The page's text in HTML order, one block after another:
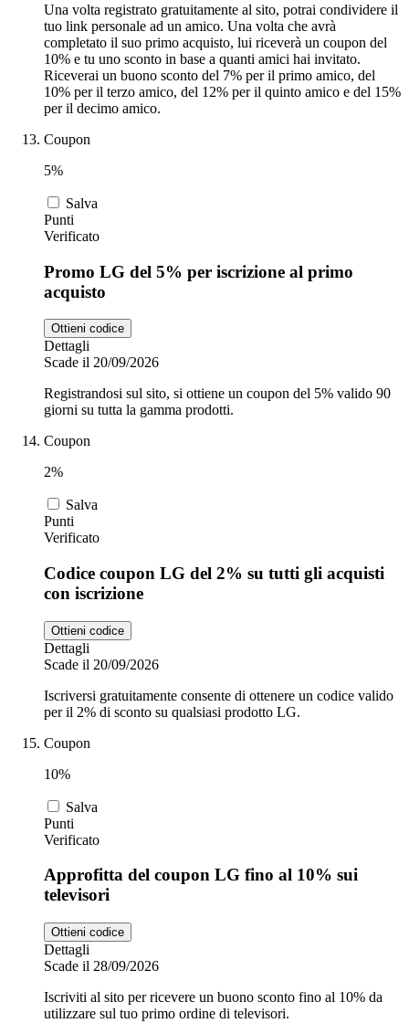
Una volta registrato gratuitamente al sito, potrai condividere il
tuo link personale ad un amico. Una volta che avrà
completato il suo primo acquisto, lui riceverà un coupon del
10% e tu uno sconto in base a quanti amici hai invitato.
Riceverai un buono sconto del 7% per il primo amico, del
10% per il terzo amico, del 12% per il quinto amico e del 15%
per il decimo amico.
Coupon
5%
Salva
Punti
Verificato
Promo LG del 5% per iscrizione al primo
acquisto
Ottieni codice
Dettagli
Scade il 20/09/2026
Registrandosi sul sito, si ottiene un coupon del 5% valido 90
giorni su tutta la gamma prodotti.
Coupon
2%
Salva
Punti
Verificato
Codice coupon LG del 2% su tutti gli acquisti
con iscrizione
Ottieni codice
Dettagli
Scade il 20/09/2026
Iscriversi gratuitamente consente di ottenere un codice valido
per il 2% di sconto su qualsiasi prodotto LG.
Coupon
10%
Salva
Punti
Verificato
Approfitta del coupon LG fino al 10% sui
televisori
Ottieni codice
Dettagli
Scade il 28/09/2026
Iscriviti al sito per ricevere un buono sconto fino al 10% da
utilizzare sul tuo primo ordine di televisori.